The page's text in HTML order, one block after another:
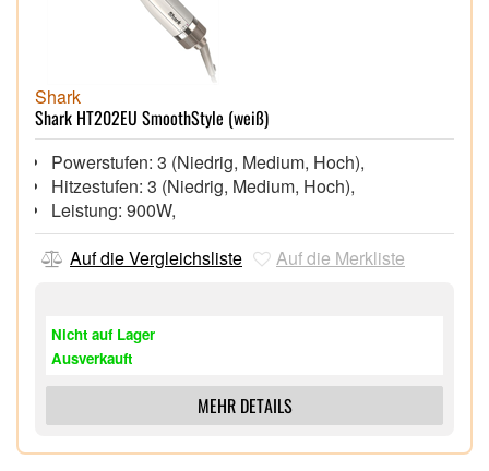
Shark
Shark HT202EU SmoothStyle (weiß)
Powerstufen: 3 (Niedrig, Medium, Hoch),
Hitzestufen: 3 (Niedrig, Medium, Hoch),
Leistung: 900W,
Auf die Vergleichsliste
Auf die Merkliste
Nicht auf Lager
Ausverkauft
MEHR DETAILS